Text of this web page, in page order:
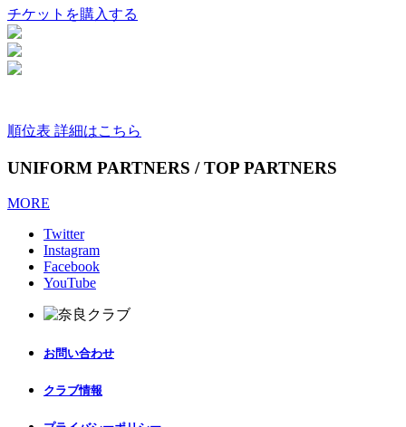
チケットを購入する
順位表 詳細はこちら
UNIFORM PARTNERS / TOP PARTNERS
MORE
Twitter
Instagram
Facebook
YouTube
お問い合わせ
クラブ情報